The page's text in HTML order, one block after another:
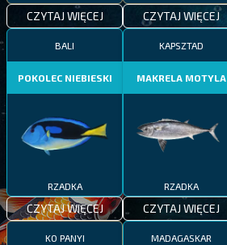
CZYTAJ WIĘCEJ CZYTAJ WIĘCEJ
BALI
POKOLEC NIEBIESKI
RZADKA
CZYTAJ WIĘCEJ
KAPSZTAD
MAKRELA MOTYLA
RZADKA
CZYTAJ WIĘCEJ
KO PANYI MADAGASKAR